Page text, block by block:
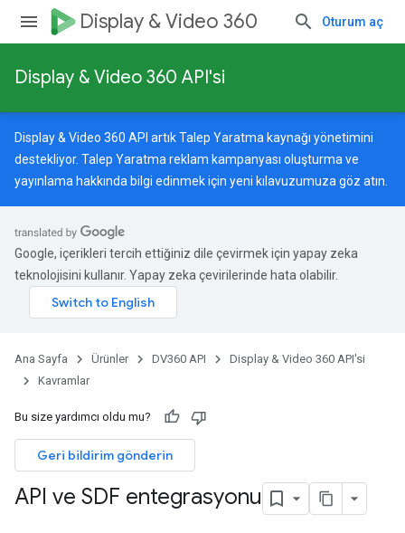
Display & Video 360 Oturum aç
Display & Video 360 API'si
Display & Video 360 API artık Talep Yaratma kaynağı yönetimini
destekliyor. Talep Yaratma reklam kampanyası oluşturma ve
yayınlama hakkında bilgi edinmek için yeni kılavuzumuza göz atın.
Google, içerikleri tercih ettiğiniz dile çevirmek için yapay zeka
teknolojisini kullanır. Yapay zeka çevirilerinde hata olabilir.
Ana Sayfa Ürünler DV360 API
Display & Video 360 API'si
Kavramlar
Bu size yardımcı oldu mu?
Geri bildirim gönderin
API ve SDF entegrasyonu